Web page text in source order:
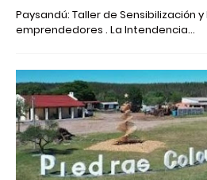
Paysandú: Taller de Sensibilización
emprendedores . La Intendencia…